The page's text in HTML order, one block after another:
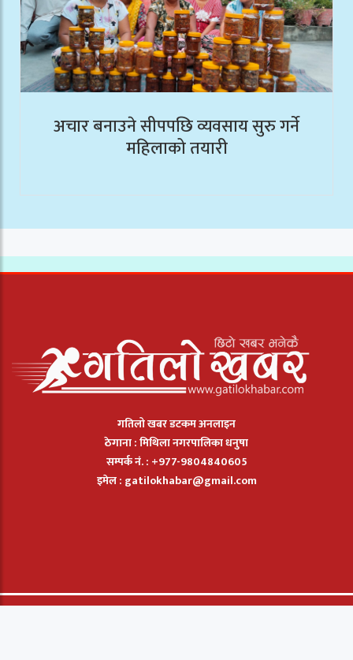
अचार बनाउने सीपपछि व्यवसाय सुरु गर्ने
महिलाको तयारी
गतिलो खबर डटकम अनलाइन
ठेगाना : मिथिला नगरपालिका धनुषा
सम्पर्क नं. : +977-9804840605
इमेल : gatilokhabar@gmail.com